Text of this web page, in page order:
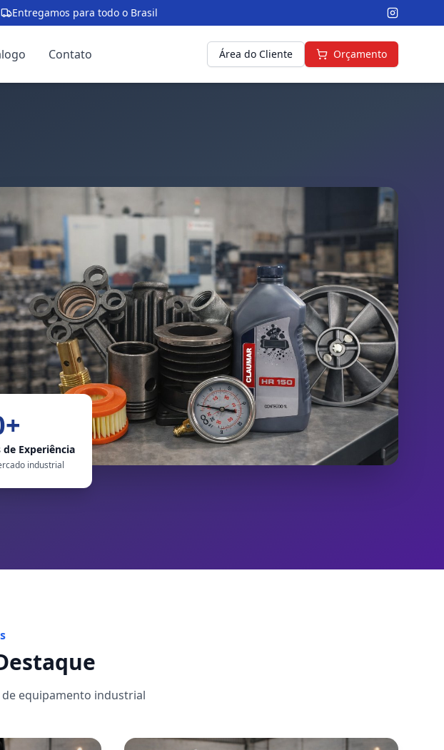
Entregamos para todo o Brasil
Contato Área do Cliente Orçamento
de Experiência
industrial
equipamento industrial